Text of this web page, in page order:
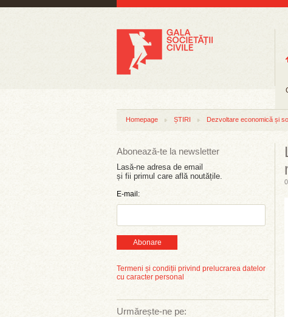
Homepage ȘTIRI Dezvoltare economică și
Abonează-te la newsletter
Lasă-ne adresa de email
și fii primul care află noutățile.
E-mail:
Abonare
Termeni și condiții privind prelucrarea datelor
cu caracter personal
Urmărește-ne pe: